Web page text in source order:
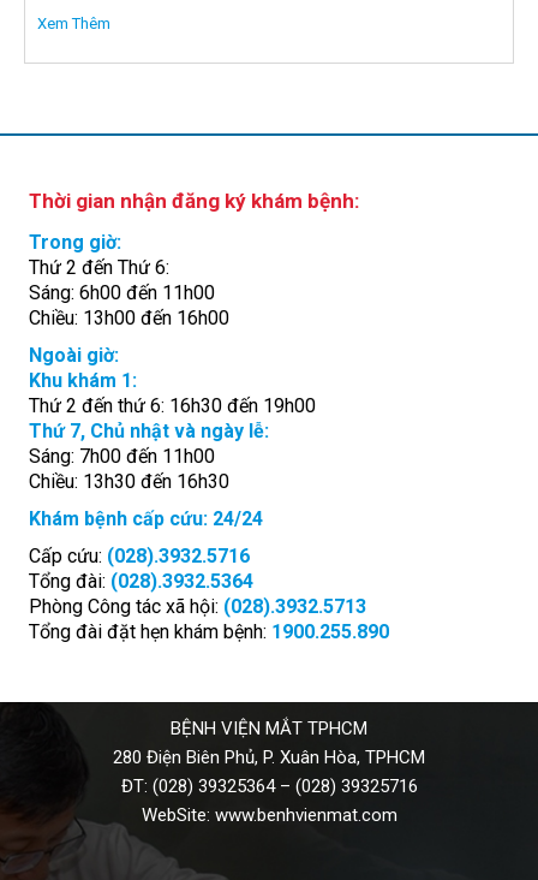
Xem Thêm
Thời gian nhận đăng ký khám bệnh:
Trong giờ:
Thứ 2 đến Thứ 6:
Sáng: 6h00 đến 11h00
Chiều: 13h00 đến 16h00
Ngoài giờ:
Khu khám 1:
Thứ 2 đến thứ 6: 16h30 đến 19h00
Thứ 7, Chủ nhật và ngày lễ:
Sáng: 7h00 đến 11h00
Chiều: 13h30 đến 16h30
Khám bệnh cấp cứu: 24/24
Cấp cứu: (028).3932.5716
Tổng đài: (028).3932.5364
Phòng Công tác xã hội: (028).3932.5713
Tổng đài đặt hẹn khám bệnh: 1900.255.890
BỆNH VIỆN MẮT TPHCM
280 Điện Biên Phủ, P. Xuân Hòa, TPHCM
ĐT: (028) 39325364– (028) 39325716
WebSite: www.benhvienmat.com